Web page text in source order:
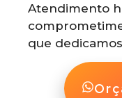
Atendimento
que